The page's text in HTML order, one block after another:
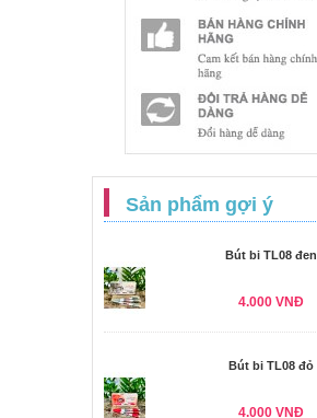
Sản phẩm gợi ý
Bút bi TL08 đen
4.000 VNĐ
Bút bi TL08 đỏ
4.000 VNĐ